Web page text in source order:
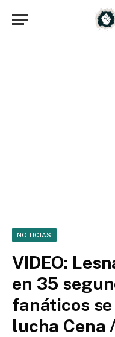
NOTICIAS
VIDEO:
en 35
fanáticos
lucha Cena